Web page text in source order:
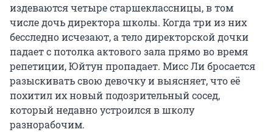
издеваются четыре старшеклассницы, в том
числе дочь директора школы. Когда три из них
бесследно исчезают, а тело директорской дочки
падает с потолка актового зала прямо во время
репетиции, Юйтун пропадает. Мисс Ли бросается
разыскивать свою девочку и выясняет, что её
похитил их новый подозрительный сосед,
который недавно устроился в школу
разнорабочим.